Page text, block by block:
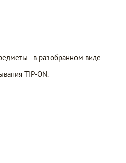
- в разобранном виде
TIP-ON.